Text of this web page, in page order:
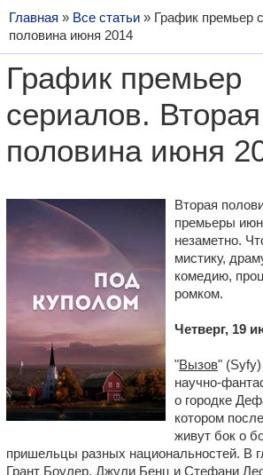
Главная » Все статьи » График премьер
половина июня 2014
График премьер
сериалов. Вторая
половина июня
Вторая
премьеры
незаметно.
мистику,
комедию,
ромком.
Четверг, 19
"Вызов" (Syfy)
научно-
о городке
котором
живут бок о
пришельцы разных национальностей. В
Грант Боулер, Джули Бенц и Стефани